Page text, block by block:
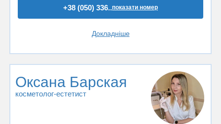
+38 (050) 336..показати номер
Докладніше
Оксана Барская
косметолог-естетист